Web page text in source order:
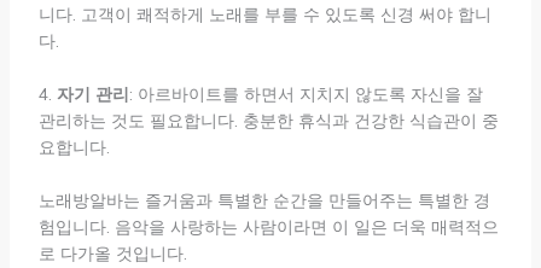
니다. 고객이 쾌적하게 노래를 부를 수 있도록 신경 써야 합니
다.
4. 자기 관리: 아르바이트를 하면서 지치지 않도록 자신을 잘
관리하는 것도 필요합니다. 충분한 휴식과 건강한 식습관이 중
요합니다.
노래방알바는 즐거움과 특별한 순간을 만들어주는 특별한 경
험입니다. 음악을 사랑하는 사람이라면 이 일은 더욱 매력적으
로 다가올 것입니다.